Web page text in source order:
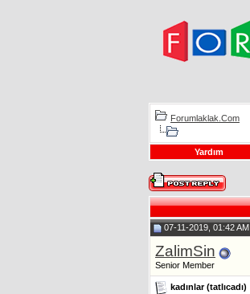
Forumlaklak.Com
Yardım
07-11-2019, 01:42 AM
ZalimSin
Senior Member
kadınlar (tatlıcadı)